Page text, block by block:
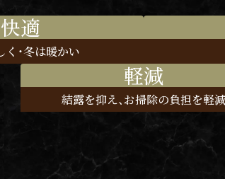
快適
・冬は暖かい
軽減
結露を抑え、お掃除の負担を軽減